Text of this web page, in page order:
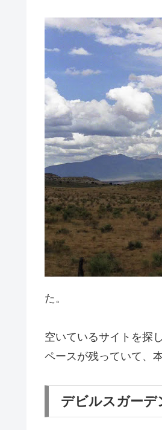
た。
空いているサイトを探
ペースが残っていて、
デビルスガーデ